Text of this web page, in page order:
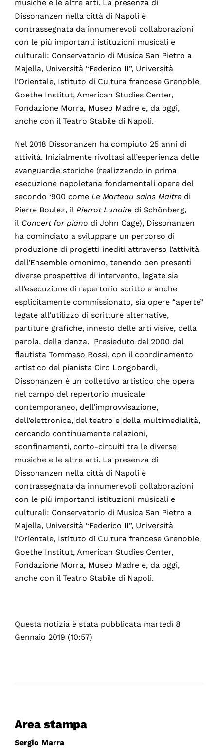
musiche e le altre arti. La presenza di
Dissonanzen nella città di Napoli è
contrassegnata da innumerevoli collaborazioni
con le più importanti istituzioni musicali e
culturali: Conservatorio di Musica San Pietro a
Majella, Università “Federico II”, Università
l’Orientale, Istituto di Cultura francese Grenoble,
Goethe Institut, American Studies Center,
Fondazione Morra, Museo Madre e, da oggi,
anche con il Teatro Stabile di Napoli.
Nel 2018 Dissonanzen ha compiuto 25 anni di
attività. Inizialmente rivoltasi all’esperienza delle
avanguardie storiche (realizzando in prima
esecuzione napoletana fondamentali opere del
secondo ‘900 come Le Marteau sains Maitredi
Pierre Boulez, il Pierrot Lunairedi Schönberg,
il Concert for piano di John Cage), Dissonanzen
ha cominciato a sviluppare un percorso di
produzione di progetti inediti attraverso l’attività
dell’Ensemble omonimo, tenendo ben presenti
diverse prospettive di intervento, legate sia
all’esecuzione di repertorio scritto e anche
esplicitamente commissionato, sia opere “aperte”
legate all’utilizzo di scritture alternative,
partiture grafiche, innesto delle arti visive, della
parola, della danza. Presieduto dal 2000 dal
flautista Tommaso Rossi, con il coordinamento
artistico del pianista Ciro Longobardi,
Dissonanzen è un collettivo artistico che opera
nel campo del repertorio musicale
contemporaneo, dell’improvvisazione,
dell’elettronica, del teatro e della multimedialità,
cercando continuamente relazioni,
sconfinamenti, corto-circuiti tra le diverse
musiche e le altre arti. La presenza di
Dissonanzen nella città di Napoli è
contrassegnata da innumerevoli collaborazioni
con le più importanti istituzioni musicali e
culturali: Conservatorio di Musica San Pietro a
Majella, Università “Federico II”, Università
l’Orientale, Istituto di Cultura francese Grenoble,
Goethe Institut, American Studies Center,
Fondazione Morra, Museo Madre e, da oggi,
anche con il Teatro Stabile di Napoli.
Questa notizia è stata pubblicata martedì 8
Gennaio 2019 (10:57)
Area stampa
Sergio Marra